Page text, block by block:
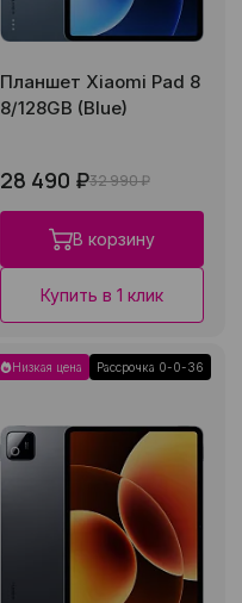
Планшет Xiaomi Pad 8
8/128GB (Blue)
28 490 ₽32 990 ₽
В корзину
Купить в 1 клик
Низкая цена Рассрочка 0-0-36